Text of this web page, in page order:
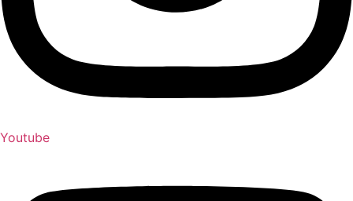
Youtube